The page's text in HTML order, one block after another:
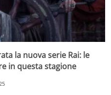
la nuova serie Rai: le
in questa stagione